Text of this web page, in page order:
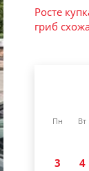
Росте
гриб
Пн Вт
3
4